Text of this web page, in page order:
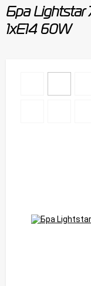
Бра Lightstar
1xE14 60W